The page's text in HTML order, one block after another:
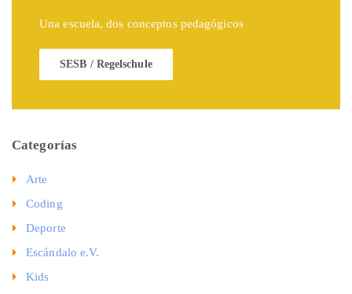
Una escuela, dos conceptos pedagógicos
SESB / Regelschule
Categorías
Arte
Coding
Deporte
Escándalo e.V.
Kids